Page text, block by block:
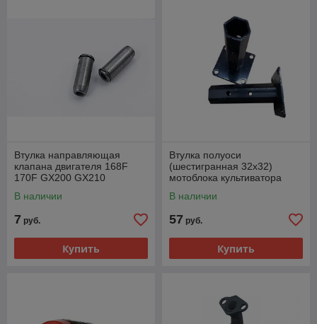
Втулка направляющая
клапана двигателя 168F
170F GX200 GX210
В наличии
7 руб.
Купить
Втулка полуоси
(шестигранная 32х32)
мотоблока культиватора
В наличии
57 руб.
Купить